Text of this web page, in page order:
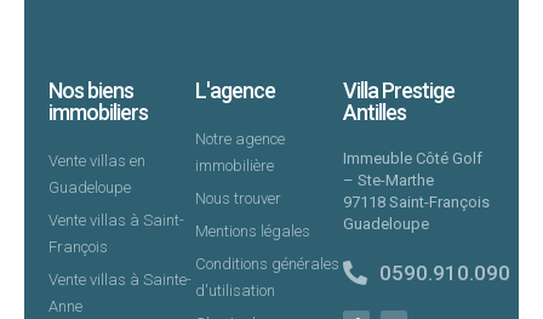
Nos biens
immobiliers
Vente villas en
Guadeloupe
Vente villas à Saint-
François
Vente villas à Sainte-
Anne
L'agence
Notre agence
immobilière
Nous trouver
Mentions légales
Conditions générales
d'utilisation
Villa Prestige
Antilles
Immeuble Côté Golf
– Ste-Marthe
97118 Saint-François
Guadeloupe
0590.910.090